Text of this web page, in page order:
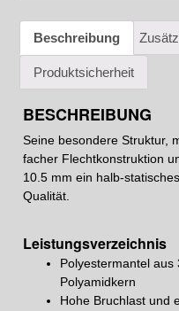
Beschreibung
Produktsicherheit
BESCHREIBUNG
Seine besondere Struktur,
facher Flechtkonstruktion
10.5 mm ein halb-
Qualität.
Leistungsverzeichnis
Polyestermantel
Polyamidkern
Hohe Bruchlast und